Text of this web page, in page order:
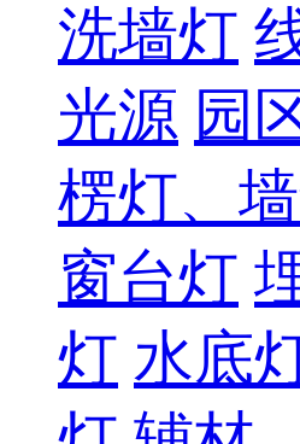
洗墙灯
光源 园
楞灯、墙
窗台灯
灯 水底